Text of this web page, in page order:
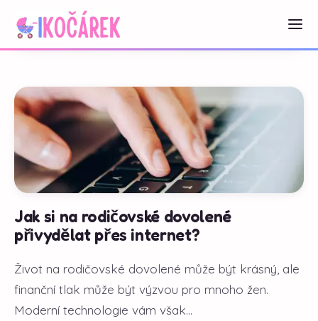
Jak si na rodičovské dovolené
přivydělat přes internet?
Život na rodičovské dovolené může být krásný, ale
finanční tlak může být výzvou pro mnoho žen.
Moderní technologie vám však...